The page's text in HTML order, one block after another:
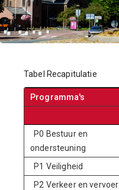
Tabel Recapitulatie
Programma's
P0 Bestuur en
ondersteuning
P1 Veiligheid
P2 Verkeer en vervoer